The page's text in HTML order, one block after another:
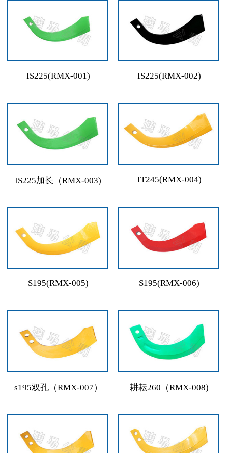
IS225(RMX-001) IS225(RMX-002)
IS225加长（RMX-003) IT245(RMX-004)
S195(RMX-005) S195(RMX-006)
s195双孔（RMX-007） 耕耘260（RMX-008)